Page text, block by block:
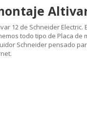
12 de Schneider
todo tipo de Placa
Schneider pensado